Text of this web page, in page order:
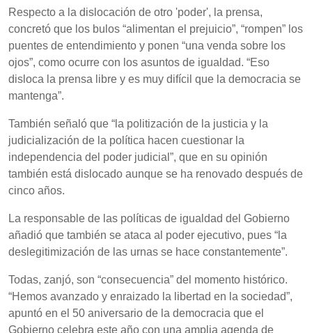
Respecto a la dislocación de otro 'poder', la prensa,
concretó que los bulos “alimentan el prejuicio”, “rompen” los
puentes de entendimiento y ponen “una venda sobre los
ojos”, como ocurre con los asuntos de igualdad. “Eso
disloca la prensa libre y es muy difícil que la democracia se
mantenga”.
También señaló que “la politización de la justicia y la
judicialización de la política hacen cuestionar la
independencia del poder judicial”, que en su opinión
también está dislocado aunque se ha renovado después de
cinco años.
La responsable de las políticas de igualdad del Gobierno
añadió que también se ataca al poder ejecutivo, pues “la
deslegitimización de las urnas se hace constantemente”.
Todas, zanjó, son “consecuencia” del momento histórico.
“Hemos avanzado y enraizado la libertad en la sociedad”,
apuntó en el 50 aniversario de la democracia que el
Gobierno celebra este año con una amplia agenda de